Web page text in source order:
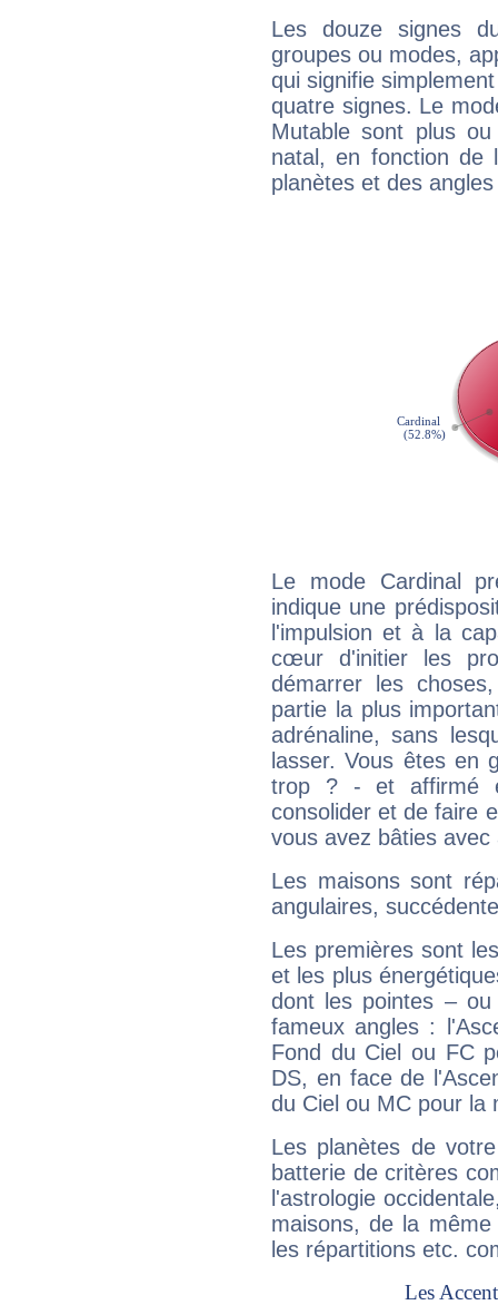
Les douze signes
groupes ou modes,
qui signifie
quatre signes. Le
Mutable sont plus
natal, en fonction de
planètes et des
Le mode Cardinal
indique une
l'impulsion et à la
cœur d'initier les
démarrer les
partie la plus
adrénaline, sans
lasser. Vous êtes en
trop ? - et affirmé
consolider et de faire
vous avez bâties avec
Les maisons sont
angulaires,
Les premières sont
et les plus
dont les pointes –
fameux angles :
Fond du Ciel ou FC
DS, en face de
du Ciel ou MC pour la
Les planètes de
batterie de critères
l'astrologie
maisons, de la
les répartitions etc.